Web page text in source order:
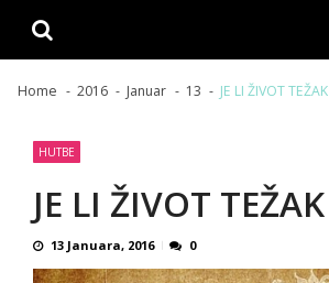
Home 2016 Januar 13 JE LI ŽIVOT TEŽAK
HUTBE
JE LI ŽIVOT TEŽAK
13 Januara, 2016 0